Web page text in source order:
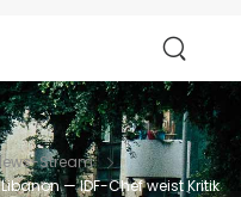
Stream
— IDF-Chef weist Kritik